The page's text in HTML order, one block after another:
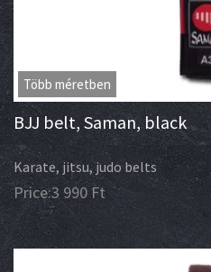
Több méretben
BJJ belt, Saman, black
Karate, jitsu, judo belts
Price:3 990Ft